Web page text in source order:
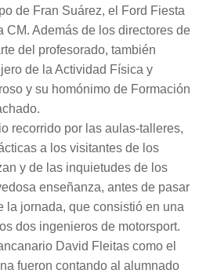
de Fran Suárez, el Ford Fiesta
CM. Además de los directores de
del profesorado, también
de la Actividad Física y
y su homónimo de Formación
recorrido por las aulas-talleres,
a los visitantes de los
y de las inquietudes de los
enseñanza, antes de pasar
la jornada, que consistió en una
dos ingenieros de motorsport.
David Fleitas como el
fueron contando al alumnado